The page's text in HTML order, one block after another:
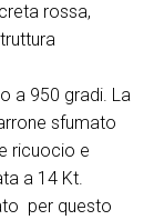
rossa,
a 950 gradi. La
sfumato
ricuocio e
a 14 Kt.
per questo